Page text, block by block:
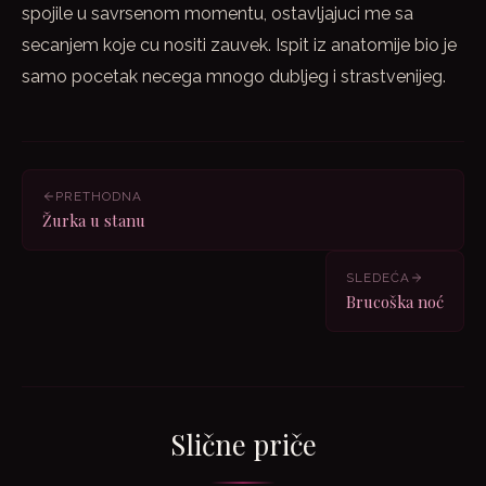
spojile u savrsenom momentu, ostavljajuci me sa
secanjem koje cu nositi zauvek. Ispit iz anatomije bio je
samo pocetak necega mnogo dubljeg i strastvenijeg.
PRETHODNA
Žurka u stanu
SLEDEĆA
Brucoška noć
Slične priče